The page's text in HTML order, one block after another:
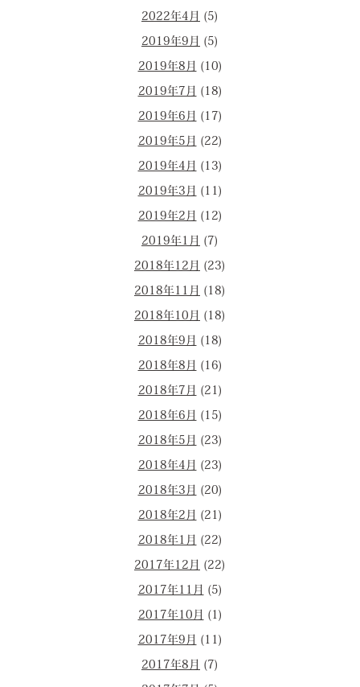
2022年4月 (5)
2019年9月 (5)
2019年8月 (10)
2019年7月 (18)
2019年6月 (17)
2019年5月 (22)
2019年4月 (13)
2019年3月 (11)
2019年2月 (12)
2019年1月 (7)
2018年12月 (23)
2018年11月 (18)
2018年10月 (18)
2018年9月 (18)
2018年8月 (16)
2018年7月 (21)
2018年6月 (15)
2018年5月 (23)
2018年4月 (23)
2018年3月 (20)
2018年2月 (21)
2018年1月 (22)
2017年12月 (22)
2017年11月 (5)
2017年10月 (1)
2017年9月 (11)
2017年8月 (7)